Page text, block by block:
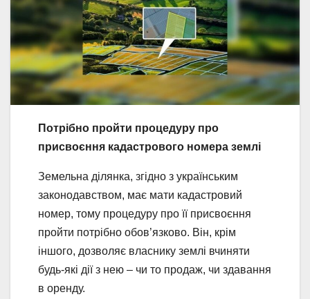
Потрібно пройти процедуру про
присвоєння кадастрового номера землі
Земельна ділянка, згідно з українським
законодавством, має мати кадастровий
номер, тому процедуру про її присвоєння
пройти потрібно обов’язково. Він, крім
іншого, дозволяє власнику землі вчиняти
будь-які дії з нею – чи то продаж, чи здавання
в оренду.